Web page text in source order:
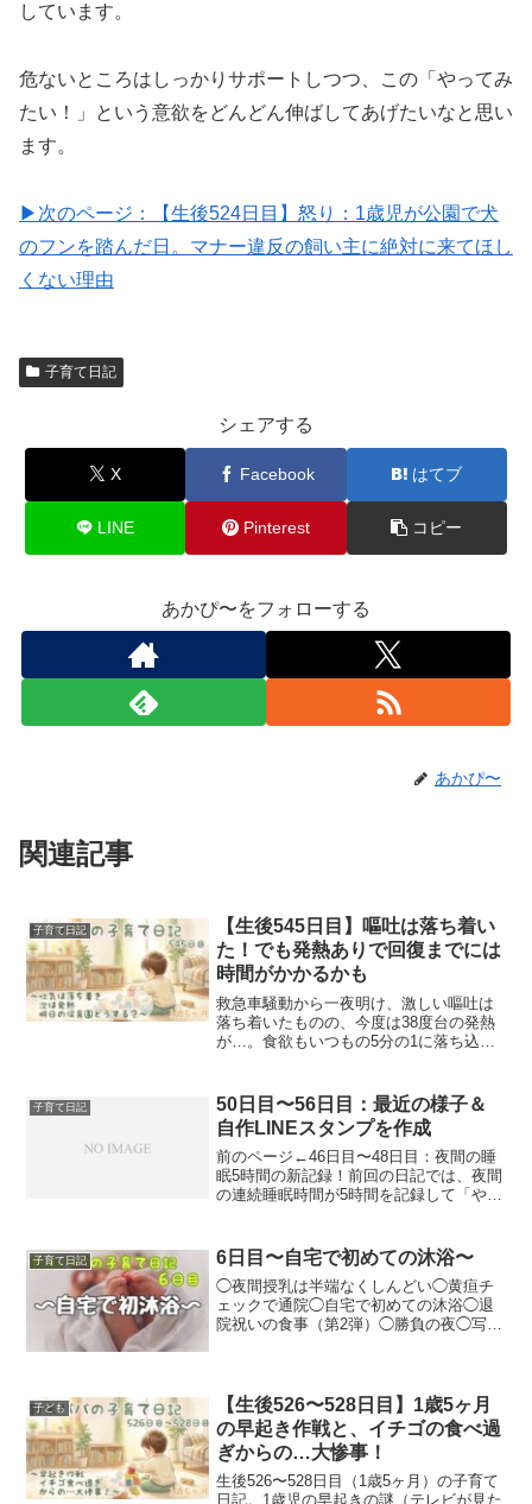
しています。
危ないところはしっかりサポートしつつ、この「やってみ
たい！」という意欲をどんどん伸ばしてあげたいなと思い
ます。
▶次のページ：【生後524日目】怒り：1歳児が公園で犬
のフンを踏んだ日。マナー違反の飼い主に絶対に来てほし
くない理由
子育て日記
シェアする
X Facebook はてブ
LINE Pinterest コピー
あかぴ〜をフォローする
あかぴ〜
関連記事
子育て日記
【生後545日目】嘔吐は落ち着い
た！でも発熱ありで回復までには
時間がかかるかも
救急車騒動から一夜明け、激しい嘔吐は
落ち着いたものの、今度は38度台の発熱
が…。食欲もいつもの5分の1に落ち込
スースー眠れるようになった安心感な
ど、自宅保育の様子を綴るリアルな子育
て日記です。
子育て日記
50日目〜56日目：最近の様子＆
自作LINEスタンプを作成
前のページ←46日目〜48日目：夜間の睡
眠5時間の新記録！前回の日記では、夜間
の連続睡眠時間が5時間を記録して「やっ
生存確認をしてしまったお話や、タミー
タイムがまるで筋...
子育て日記 6日目〜自宅で初めての沐浴〜
◯夜間授乳は半端なくしんどい◯黄疸チ
ェックで通院◯自宅で初めての沐浴◯退
院祝いの食事（第2弾）◯勝負の夜◯写真
子ども
【生後526〜528日目】1歳5ヶ月
の早起き作戦と、イチゴの食べ過
ぎからの…大惨事！
生後526〜528日目（1歳5ヶ月）の子育て
日記。1歳児の早起きの謎（テレビが見た